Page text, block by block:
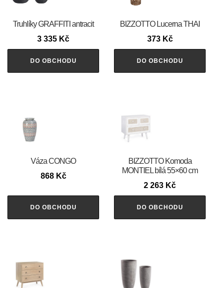
Truhlíky GRAFFITI antracit
3 335 Kč
DO OBCHODU
BIZZOTTO Lucerna THAI
373 Kč
DO OBCHODU
Váza CONGO
868 Kč
DO OBCHODU
BIZZOTTO Komoda
MONTIEL bílá 55×60 cm
2 263 Kč
DO OBCHODU